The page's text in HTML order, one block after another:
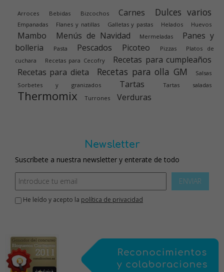
Arroces Bebidas Bizcochos Carnes Dulces varios
Empanadas Flanes y natillas Galletas y pastas Helados Huevos
Mambo Menús de Navidad Mermeladas
Panes y
bolleria
Pasta Pescados Picoteo Pizzas
Platos de
cuchara
Recetas para Cecofry
Recetas para cumpleaños
Recetas para dieta
Recetas para olla GM
Salsas
Sorbetes y granizados
Tartas Tartas saladas
Thermomix Turrones Verduras
Newsletter
Suscríbete a nuestra newsletter y enterate de todo
ENVIAR
He leído y acepto la política de privacidad